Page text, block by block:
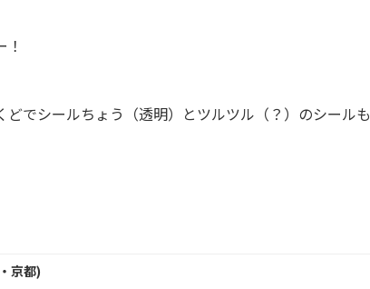
でシールちょう（透明）とツルツル（？）のシールも
京都)